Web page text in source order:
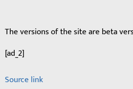
The versions of the site are beta
[ad_2]
Source link